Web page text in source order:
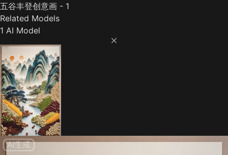
五谷丰登创意画 - 1
Related Models
1 AI Model